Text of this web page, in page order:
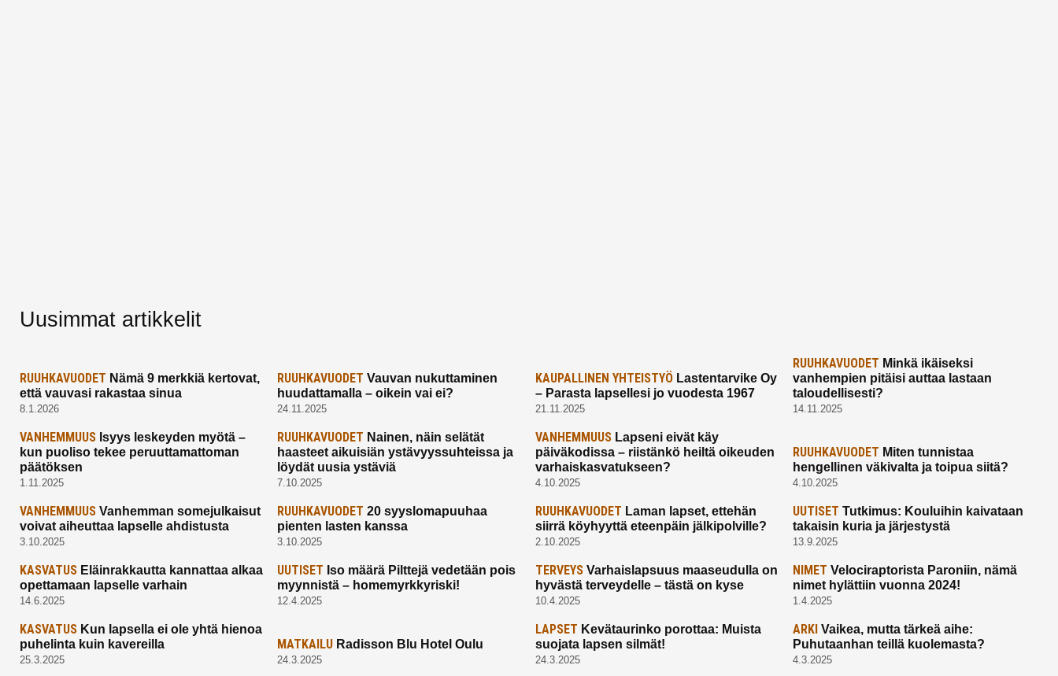
Uusimmat artikkelit
RUUHKAVUODET Nämä 9 merkkiä kertovat,
että vauvasi rakastaa sinua
8.1.2026
RUUHKAVUODET Vauvan nukuttaminen
huudattamalla – oikein vai ei?
24.11.2025
KAUPALLINEN YHTEISTYÖLastentarvike Oy
– Parasta lapsellesi jo vuodesta 1967
21.11.2025
RUUHKAVUODET Minkä ikäiseksi
vanhempien pitäisi auttaa lastaan
taloudellisesti?
14.11.2025
VANHEMMUUS Isyys leskeyden myötä –
kun puoliso tekee peruuttamattoman
päätöksen
1.11.2025
RUUHKAVUODET Nainen, näin selätät
haasteet aikuisiän ystävyyssuhteissa ja
löydät uusia ystäviä
7.10.2025
VANHEMMUUSLapseni eivät käy
päiväkodissa – riistänkö heiltä oikeuden
varhaiskasvatukseen?
4.10.2025
RUUHKAVUODET Miten tunnistaa
hengellinen väkivalta ja toipua siitä?
4.10.2025
VANHEMMUUS Vanhemman somejulkaisut
voivat aiheuttaa lapselle ahdistusta
3.10.2025
RUUHKAVUODET 20 syyslomapuuhaa
pienten lasten kanssa
3.10.2025
RUUHKAVUODET Laman lapset, ettehän
siirrä köyhyyttä eteenpäin jälkipolville?
2.10.2025
UUTISET Tutkimus: Kouluihin kaivataan
takaisin kuria ja järjestystä
13.9.2025
KASVATUS Eläinrakkautta kannattaa alkaa
opettamaan lapselle varhain
14.6.2025
UUTISET Iso määrä Pilttejä vedetään pois
myynnistä – homemyrkkyriski!
12.4.2025
TERVEYSVarhaislapsuus maaseudulla on
hyvästä terveydelle – tästä on kyse
10.4.2025
NIMET Velociraptorista Paroniin, nämä
nimet hylättiin vuonna 2024!
1.4.2025
KASVATUS Kun lapsella ei ole yhtä hienoa
puhelinta kuin kavereilla
25.3.2025
MATKAILU Radisson Blu Hotel Oulu
24.3.2025
LAPSET Kevätaurinko porottaa: Muista
suojata lapsen silmät!
24.3.2025
ARKI Vaikea, mutta tärkeä aihe:
Puhutaanhan teillä kuolemasta?
4.3.2025